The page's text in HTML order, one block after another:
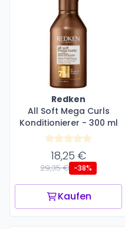
Redken
All Soft Mega Curls
Konditionierer - 300 ml
18,25 €
29,35 € -38%
Kaufen